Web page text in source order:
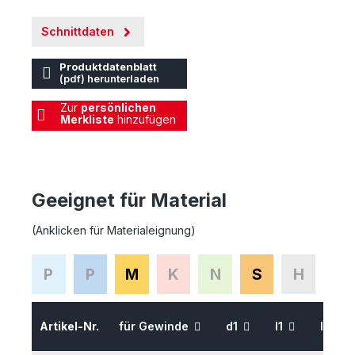
Schnittdaten
Produktdatenblatt
(pdf) herunterladen
Zur persönlichen
Merkliste hinzufügen
Geeignet für Material
(Anklicken für Materialeignung)
P P M K N S H
Artikel-Nr. für Gewinde d1 l1 l2